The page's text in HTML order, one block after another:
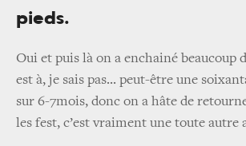
pieds.
Oui et puis là on a enchainé beaucoup
est à, je sais pas... peut-être une
sur 6-7mois, donc on a hâte de
les fest, c’est vraiment une toute autre